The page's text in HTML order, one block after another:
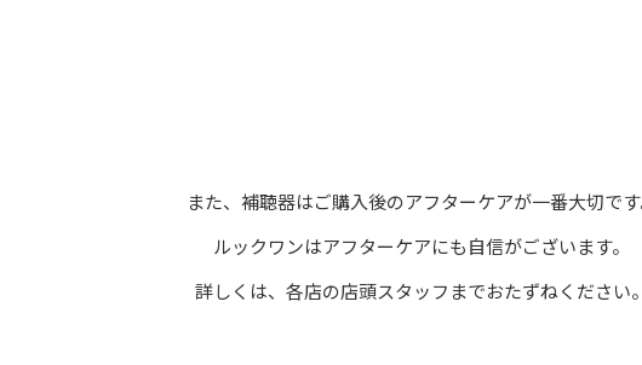
また、補聴器はご購入後のアフターケアが一番大切です
ルックワンはアフターケアにも自信がございます。
詳しくは、各店の店頭スタッフまでおたずねください。